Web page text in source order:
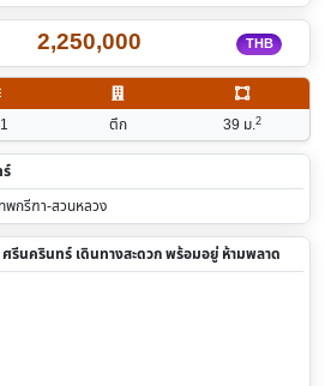
2,250,000 THB
ตึก 39 ม.2
พกรีฑา-สวนหลวง
รีนครินทร์ เดินทางสะดวก พร้อมอยู่ ห้ามพลาด